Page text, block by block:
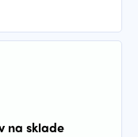
na sklade